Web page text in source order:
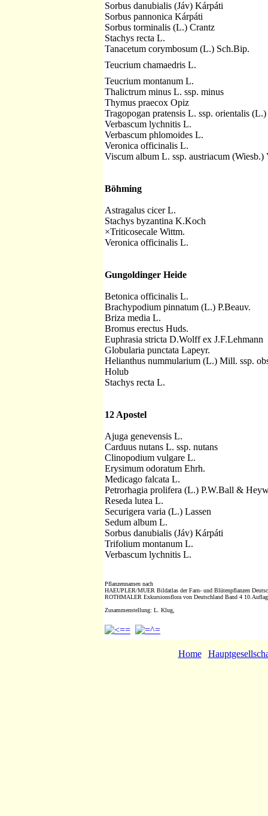
Sorbus danubialis (Jáv) Kárpáti
Sorbus pannonica Kárpáti
Sorbus torminalis (L.) Crantz
Stachys recta L.
Tanacetum corymbosum (L.) Sch.Bip.
Teucrium chamaedris L.
Teucrium montanum L.
Thalictrum minus L. ssp. minus
Thymus praecox Opiz
Tragopogan pratensis L. ssp. orientalis
Verbascum lychnitis L.
Verbascum phlomoides L.
Veronica officinalis L.
Viscum album L. ssp. austriacum (Wiesb.)
Böhming
Astragalus cicer L.
Stachys byzantina K.Koch
×Triticosecale Wittm.
Veronica officinalis L.
Gungoldinger Heide
Betonica officinalis L.
Brachypodium pinnatum (L.) P.Beauv.
Briza media L.
Bromus erectus Huds.
Euphrasia stricta D.Wolff ex J.F.Lehmann
Globularia punctata Lapeyr.
Helianthus nummularium (L.) Mill. ssp.
Holub
Stachys recta L.
12 Apostel
Ajuga genevensis L.
Carduus nutans L. ssp. nutans
Clinopodium vulgare L.
Erysimum odoratum Ehrh.
Medicago falcata L.
Petrorhagia prolifera (L.) P.W.Ball &
Reseda lutea L.
Securigera varia (L.) Lassen
Sedum album L.
Sorbus danubialis (Jáv) Kárpáti
Trifolium montanum L.
Verbascum lychnitis L.
Pflanzennamen nach
HAEUPLER/MUER Bildatlas der Farn- und Blütenpflanzen
ROTHMALER Exkursionsflora von Deutschland Band 4
Zusammenstellung: L. Klug,
[ Home|